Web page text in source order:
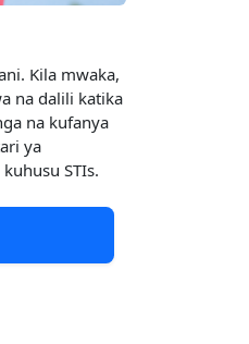
Kila mwaka,
na dalili katika
na kufanya
ya
STIs.